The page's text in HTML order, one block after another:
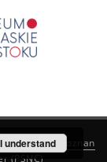
created by
Poznan
(PSNC)
I understand